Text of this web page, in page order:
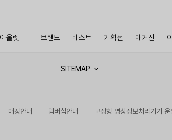
아울렛 브랜드 베스트 기획전 매거진
SITEMAP
매장안내 멤버십안내 고정형 영상정보처리기기 운